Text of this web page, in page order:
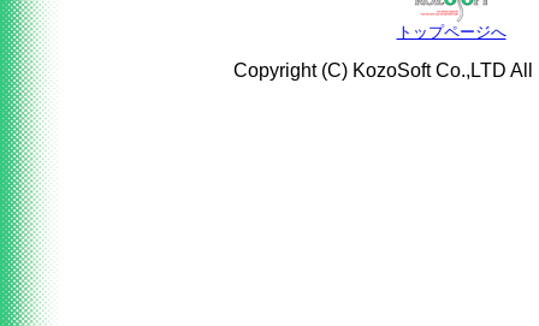
トップページへ
Copyright (C) KozoSoft Co.,LTD All